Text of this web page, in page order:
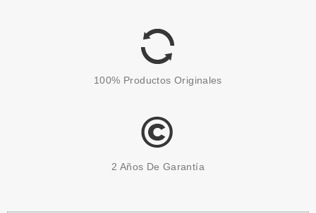
100% Productos Originales
2 Años De Garantía